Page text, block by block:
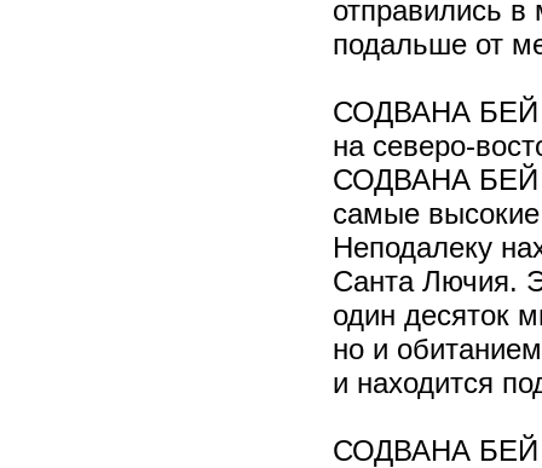
отправились
подальше от
СОДВАНА БЕЙ
на северо-
СОДВАНА БЕЙ
самые
Неподалеку
Санта Лючия.
один десяток
но и
и находится
СОДВАНА БЕЙ